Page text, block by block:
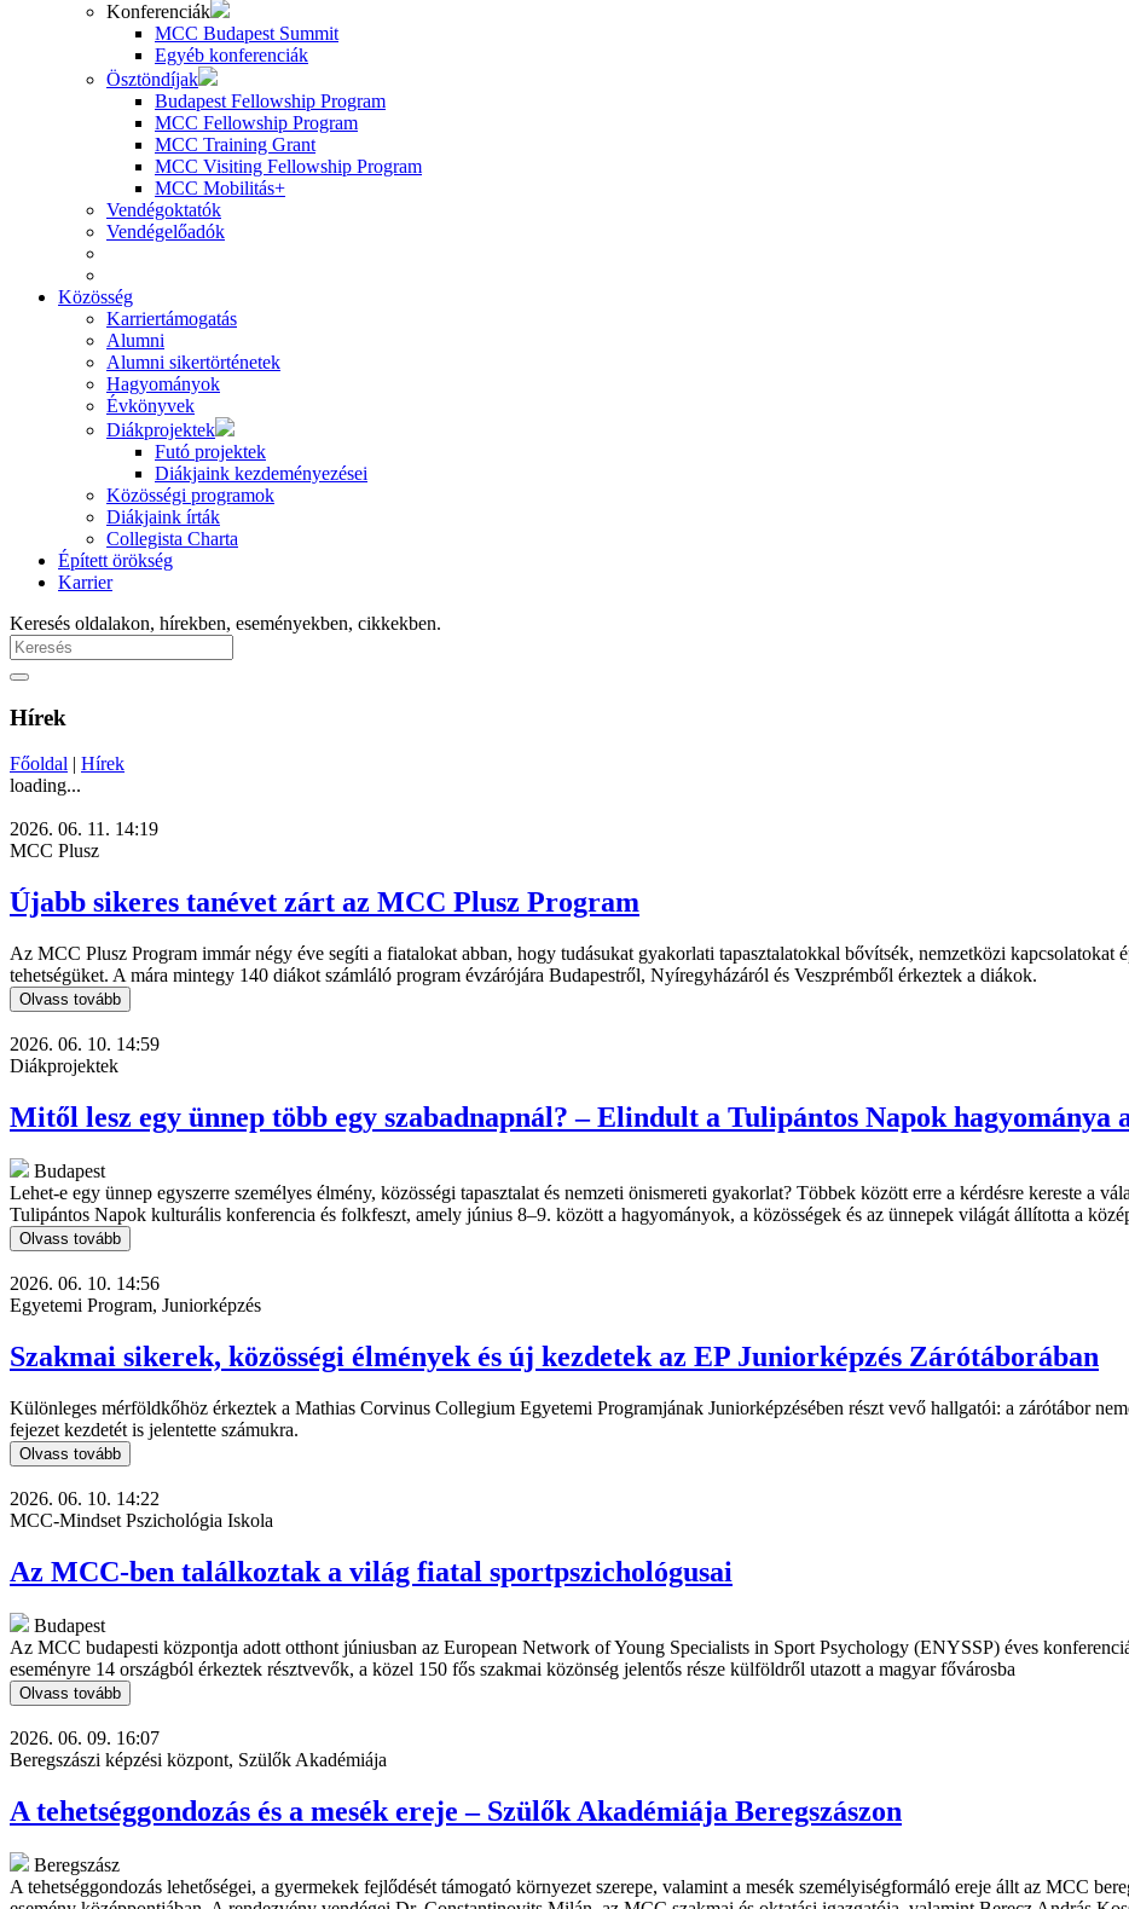
Konferenciák
MCC Budapest Summit
Egyéb konferenciák
Ösztöndíjak
Budapest Fellowship Program
MCC Fellowship Program
MCC Training Grant
MCC Visiting Fellowship Program
MCC Mobilitás+
Vendégoktatók
Vendégelőadók
Közösség
Karriertámogatás
Alumni
Alumni sikertörténetek
Hagyományok
Évkönyvek
Diákprojektek
Futó projektek
Diákjaink kezdeményezései
Közösségi programok
Diákjaink írták
Collegista Charta
Épített örökség
Karrier
Keresés oldalakon, hírekben, eseményekben, cikkekben.
Hírek
Főoldal | Hírek
loading...
2026. 06. 11. 14:19
MCC Plusz
Újabb sikeres tanévet zárt az MCC Plusz Program
Az MCC Plusz Program immár négy éve segíti a fiatalokat abban, hogy tudásukat gyakorlati tapasztalatokkal bővítsék, nemzetközi kapcsolatokat
tehetségüket. A mára mintegy 140 diákot számláló program évzárójára Budapestről, Nyíregyházáról és Veszprémből érkeztek a diákok.
Olvass tovább
2026. 06. 10. 14:59
Diákprojektek
Mitől lesz egy ünnep több egy szabadnapnál? – Elindult a Tulipántos Napok hagyománya
Budapest
Lehet-e egy ünnep egyszerre személyes élmény, közösségi tapasztalat és nemzeti önismereti gyakorlat? Többek között erre a kérdésre kereste a
Tulipántos Napok kulturális konferencia és folkfeszt, amely június 8–9. között a hagyományok, a közösségek és az ünnepek világát állította a
Olvass tovább
2026. 06. 10. 14:56
Egyetemi Program, Juniorképzés
Szakmai sikerek, közösségi élmények és új kezdetek az EP Juniorképzés Zárótáborában
Különleges mérföldkőhöz érkeztek a Mathias Corvinus Collegium Egyetemi Programjának Juniorképzésében részt vevő hallgatói: a zárótábor
fejezet kezdetét is jelentette számukra.
Olvass tovább
2026. 06. 10. 14:22
MCC-Mindset Pszichológia Iskola
Az MCC-ben találkoztak a világ fiatal sportpszichológusai
Budapest
Az MCC budapesti központja adott otthont júniusban az European Network of Young Specialists in Sport Psychology (ENYSSP) éves
eseményre 14 országból érkeztek résztvevők, a közel 150 fős szakmai közönség jelentős része külföldről utazott a magyar fővárosba
Olvass tovább
2026. 06. 09. 16:07
Beregszászi képzési központ, Szülők Akadémiája
A tehetséggondozás és a mesék ereje – Szülők Akadémiája Beregszászon
Beregszász
A tehetséggondozás lehetőségei, a gyermekek fejlődését támogató környezet szerepe, valamint a mesék személyiségformáló ereje állt az MCC